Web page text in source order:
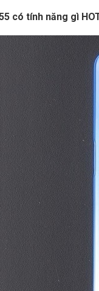
có tính năng gì